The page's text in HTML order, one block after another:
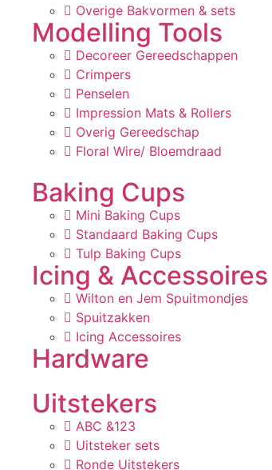
Overige Bakvormen & sets
Modelling Tools
Decoreer Gereedschappen
Crimpers
Penselen
Impression Mats & Rollers
Overig Gereedschap
Floral Wire/ Bloemdraad
Baking Cups
Mini Baking Cups
Standaard Baking Cups
Tulp Baking Cups
Icing & Accessoires
Wilton en Jem Spuitmondjes
Spuitzakken
Icing Accessoires
Hardware
Uitstekers
ABC &123
Uitsteker sets
Ronde Uitstekers